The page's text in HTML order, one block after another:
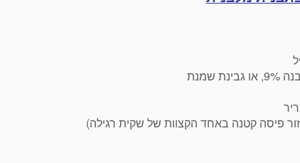
פיסה קטנה באחד הקצוות של שקית רגילה)